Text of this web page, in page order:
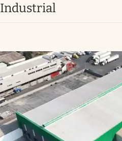
Brand Strategy
Vida y estilo
Clima
Espiritualidad
Mediakit
Industrial